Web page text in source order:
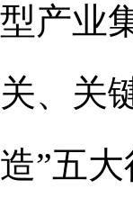
型产业
关、关
造”五